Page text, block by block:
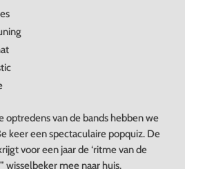
optredens van de bands hebben we
keer een spectaculaire popquiz. De
voor een jaar de ‘ritme van de
wisselbeker mee naar huis.